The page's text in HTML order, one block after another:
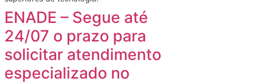
ENADE – Segue até
24/07 o prazo para
solicitar atendimento
especializado no